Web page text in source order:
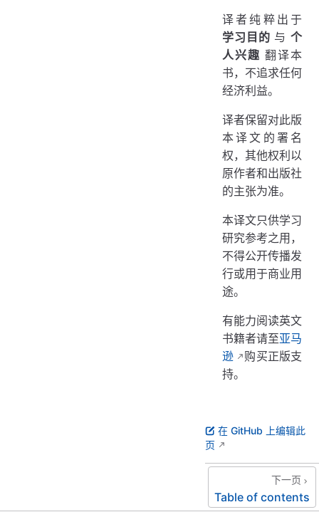
译者纯粹出于
学习目的 与个
人兴趣 翻译本
书，不追求任何
经济利益。
译者保留对此版
本译文的署名
权，其他权利以
原作者和出版社
的主张为准。
本译文只供学习
研究参考之用，
不得公开传播发
行或用于商业用
途。
有能力阅读英文
书籍者请至亚马
逊
购买正版支
持。
在 GitHub 上编辑此
页
下一页
Table of contents